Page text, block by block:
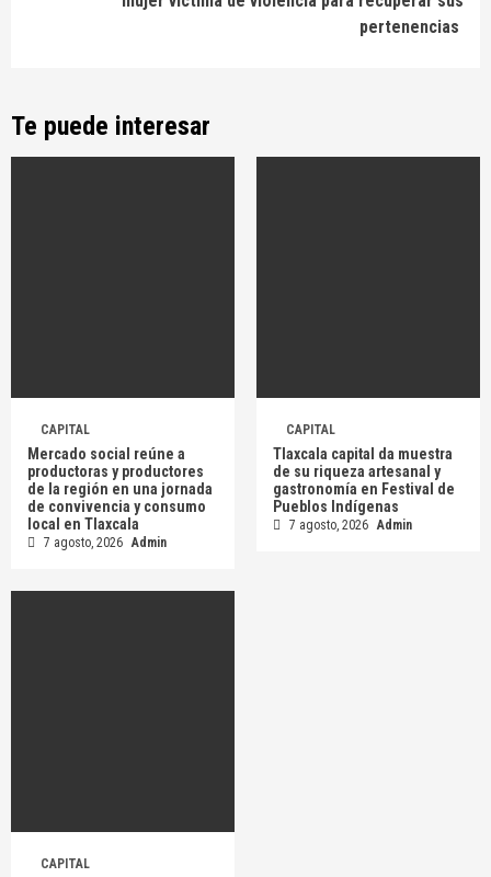
pertenencias
Te puede interesar
CAPITAL
Mercado social reúne a
productoras y productores
de la región en una jornada
de convivencia y consumo
local en Tlaxcala
7 agosto, 2026 Admin
CAPITAL
Tlaxcala capital da muestra
de su riqueza artesanal y
gastronomía en Festival de
Pueblos Indígenas
7 agosto, 2026 Admin
CAPITAL